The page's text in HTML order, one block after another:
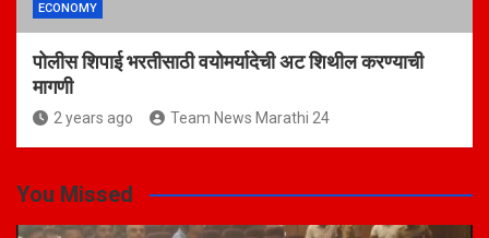
ECONOMY
पोलीस शिपाई भरतीसाठी वयोमर्यादेची अट शिथील करण्याची
मागणी
2 years ago Team News Marathi 24
You Missed